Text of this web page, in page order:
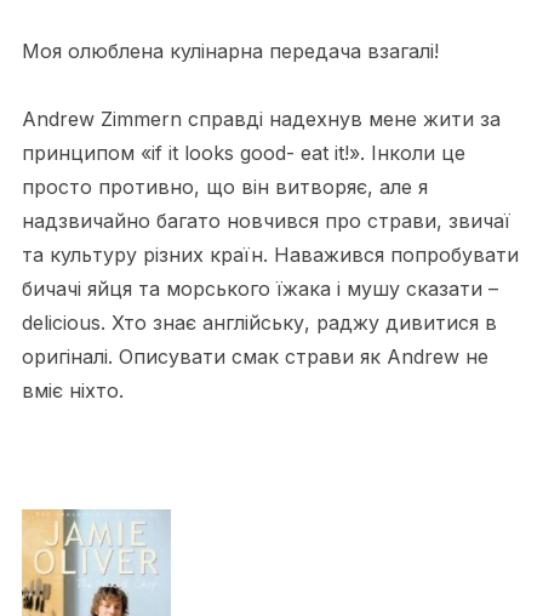
Моя олюблена кулінарна передача взагалі!
Andrew Zimmern справді надехнув мене жити за
принципом «if it looks good- eat it!». Інколи це
просто противно, що він витворяє, але я
надзвичайно багато новчився про страви, звичаї
та культуру різних країн. Наважився попробувати
бичачі яйця та морського їжака і мушу сказати –
delicious. Хто знає англійську, раджу дивитися в
оригіналі. Описувати смак страви як Andrew не
вміє ніхто.